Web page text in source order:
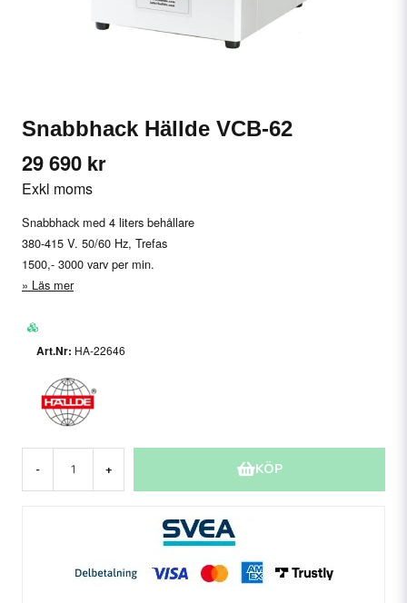
Snabbhack Hällde VCB-62
29 690 kr
Exkl moms
Snabbhack med 4 liters behållare
380-415 V. 50/60 Hz, Trefas
1500,- 3000 varv per min.
Läs mer
HA-22646
- + KÖP